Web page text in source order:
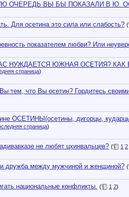
ОЧЕРЕДЬ ВЫ БЫ ПОКАЗАЛИ В Ю.
Для осетина это сила или слабость? (
показателем любви? Или
НУЖДАЕТСЯ ЮЖНАЯ ОСЕТИЯ?
страница)
тем, что Вы осетин? Гордитесь
ОСЕТИНЫ(осетины, дигорцы,
страница)
не любят цхинвальцев? ( 1 2
дружба между мужчиной и женщиной? (
национальные конфликты. ( 1 2)